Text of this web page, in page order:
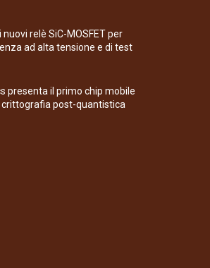
relè SiC-MOSFET per
ad alta tensione e di test
presenta il primo chip mobile
crittografia post-quantistica